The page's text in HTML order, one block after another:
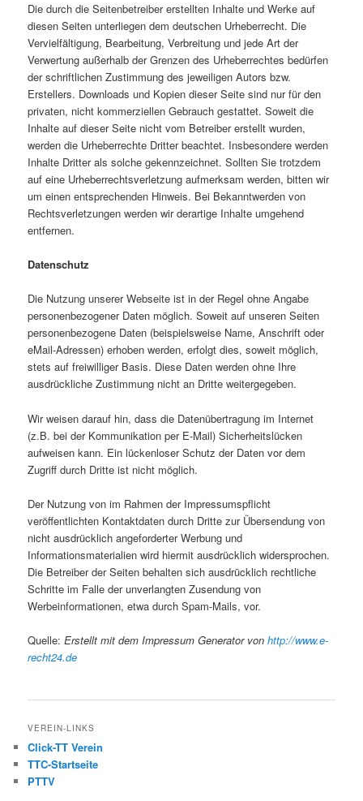
Die durch die Seitenbetreiber erstellten Inhalte und Werke auf
diesen Seiten unterliegen dem deutschen Urheberrecht. Die
Vervielfältigung, Bearbeitung, Verbreitung und jede Art der
Verwertung außerhalb der Grenzen des Urheberrechtes bedürfen
der schriftlichen Zustimmung des jeweiligen Autors bzw.
Erstellers. Downloads und Kopien dieser Seite sind nur für den
privaten, nicht kommerziellen Gebrauch gestattet. Soweit die
Inhalte auf dieser Seite nicht vom Betreiber erstellt wurden,
werden die Urheberrechte Dritter beachtet. Insbesondere werden
Inhalte Dritter als solche gekennzeichnet. Sollten Sie trotzdem
auf eine Urheberrechtsverletzung aufmerksam werden, bitten wir
um einen entsprechenden Hinweis. Bei Bekanntwerden von
Rechtsverletzungen werden wir derartige Inhalte umgehend
entfernen.
Datenschutz
Die Nutzung unserer Webseite ist in der Regel ohne Angabe
personenbezogener Daten möglich. Soweit auf unseren Seiten
personenbezogene Daten (beispielsweise Name, Anschrift oder
eMail-Adressen) erhoben werden, erfolgt dies, soweit möglich,
stets auf freiwilliger Basis. Diese Daten werden ohne Ihre
ausdrückliche Zustimmung nicht an Dritte weitergegeben.
Wir weisen darauf hin, dass die Datenübertragung im Internet
(z.B. bei der Kommunikation per E-Mail) Sicherheitslücken
aufweisen kann. Ein lückenloser Schutz der Daten vor dem
Zugriff durch Dritte ist nicht möglich.
Der Nutzung von im Rahmen der Impressumspflicht
veröffentlichten Kontaktdaten durch Dritte zur Übersendung von
nicht ausdrücklich angeforderter Werbung und
Informationsmaterialien wird hiermit ausdrücklich widersprochen.
Die Betreiber der Seiten behalten sich ausdrücklich rechtliche
Schritte im Falle der unverlangten Zusendung von
Werbeinformationen, etwa durch Spam-Mails, vor.
Quelle:Erstellt mit dem Impressum Generator vonhttp://www.e-
recht24.de
VEREIN-LINKS
Click-TT Verein
TTC-Startseite
PTTV